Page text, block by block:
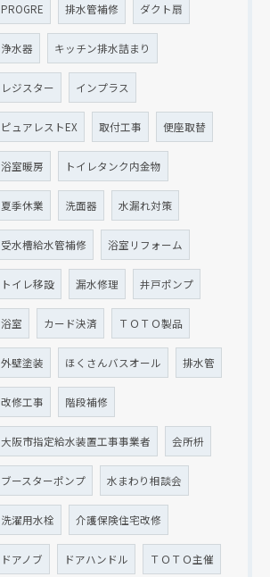
PROGRE 排水管補修 ダクト扇
浄水器 キッチン排水詰まり
レジスター インプラス
ピュアレストEX 取付工事 便座取替
浴室暖房 トイレタンク内金物
夏季休業 洗面器 水漏れ対策
受水槽給水管補修 浴室リフォーム
トイレ移設 漏水修理 井戸ポンプ
浴室 カード決済 ＴＯＴＯ製品
外壁塗装 ほくさんバスオール 排水管
改修工事 階段補修
大阪市指定給水装置工事事業者 会所枡
ブースターポンプ 水まわり相談会
洗濯用水栓 介護保険住宅改修
ドアノブ ドアハンドル ＴＯＴＯ主催